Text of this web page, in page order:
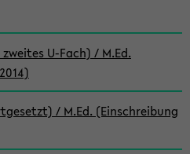
U-Fach) / M.Ed.
/ M.Ed. (Einschreibung